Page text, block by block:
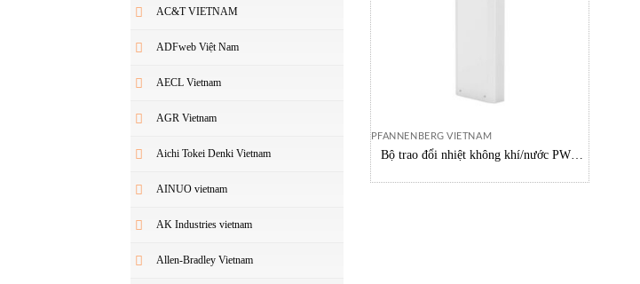
AC&T VIETNAM
ADFweb Việt Nam
AECL Vietnam
AGR Vietnam
Aichi Tokei Denki Vietnam
AINUO vietnam
AK Industries vietnam
Allen-Bradley Vietnam
PFANNENBERG VIETNAM
Bộ trao đổi nhiệt không khí/nước PWS